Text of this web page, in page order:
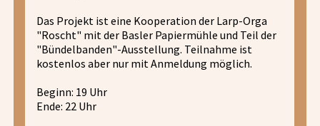
Das Projekt ist eine Kooperation der Larp-Orga
"Roscht" mit der Basler Papiermühle und Teil der
"Bündelbanden"-Ausstellung. Teilnahme ist
kostenlos aber nur mit Anmeldung möglich.
Beginn: 19 Uhr
Ende: 22 Uhr